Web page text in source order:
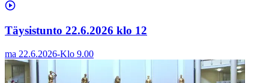
Täysistunto 22.6.2026 klo 12
ma 22.6.2026-Klo 9.00